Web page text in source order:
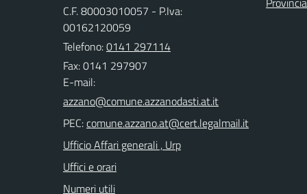
C.F. 80003010057 - P.Iva:
00162120059
Telefono:0141 297114
Fax: 0141 297907
E-mail:
PEC:
Ufficio Affari generali , Urp
Uffici e orari
Numeri utili